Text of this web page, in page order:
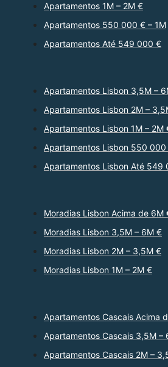
Apartamentos 1M – 2M €
Apartamentos 550 000 € – 1M
Apartamentos Até 549 000 €
Apartamentos Lisbon 3,5M –
Apartamentos Lisbon 2M –
Apartamentos Lisbon 1M – 2M
Apartamentos Lisbon 550 000
Apartamentos Lisbon Até 549
Moradias Lisbon Acima de 6M
Moradias Lisbon 3,5M – 6M €
Moradias Lisbon 2M – 3,5M €
Moradias Lisbon 1M – 2M €
Apartamentos Cascais Acima
Apartamentos Cascais 3,5M –
Apartamentos Cascais 2M –